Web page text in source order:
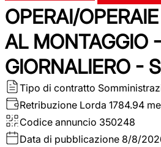
OPERAI/
AL MONTAGGIO -
GIORNALIERO -
Tipo di contratto
Retribuzione Lorda 1784.94
Codice annuncio 350248
Data di pubblicazione 8/8/